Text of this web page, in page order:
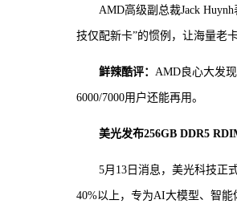
AMD高级副总裁Jack
技仅配新卡”的惯例，让海量老
鲜辣酷评： AMD良心大发
6000/7000用户还能再用。
美光发布256GB DDR5
5月13日消息，美光科技正
40%以上，专为AI大模型、智能